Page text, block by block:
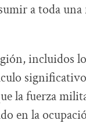
a toda una
incluidos
la fuerza
en la